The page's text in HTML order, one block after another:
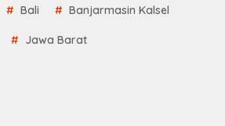
Bali Banjarmasin Kalsel
Jawa Barat